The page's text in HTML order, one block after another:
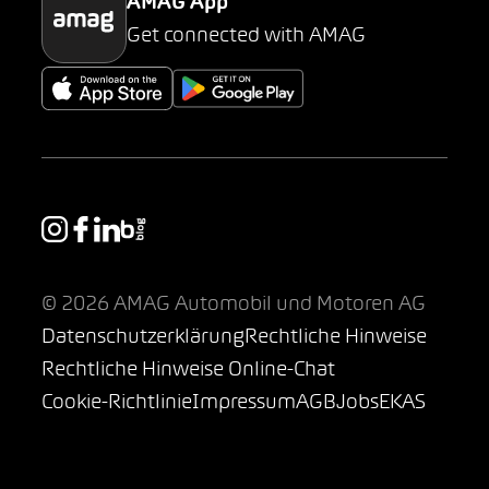
AMAG App
Get connected with AMAG
© 2026 AMAG Automobil und Motoren AG
DatenschutzerklärungRechtliche Hinweise
Rechtliche Hinweise Online-Chat
Cookie-RichtlinieImpressumAGBJobsEKAS